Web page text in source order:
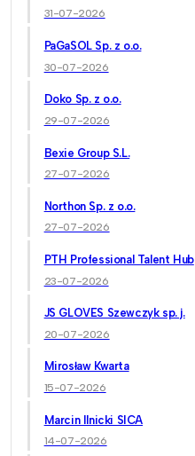
31-07-2026
PaGaSOL Sp. z o.o.
30-07-2026
Doko Sp. z o.o.
29-07-2026
Bexie Group S.L.
27-07-2026
Northon Sp. z o.o.
27-07-2026
PTH Professional Talent Hub
23-07-2026
JS GLOVES Szewczyk sp. j.
20-07-2026
Mirosław Kwarta
15-07-2026
Marcin Ilnicki SICA
14-07-2026